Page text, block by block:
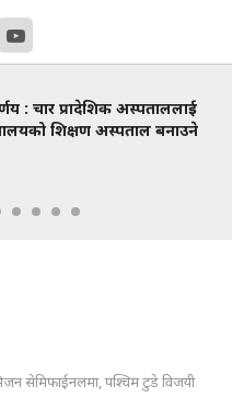
: चार प्रादेशिक अस्पताललाई
शिक्षण अस्पताल बनाउने
सेमिफाईनलमा, पश्चिम टुडे विजयी